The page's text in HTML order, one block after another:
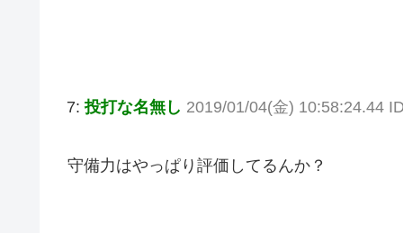
7:投打な名無し 2019/01/04(金) 10:58:24.44
守備力はやっぱり評価してるんか？